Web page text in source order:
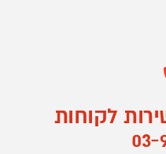
לקוחות
03-